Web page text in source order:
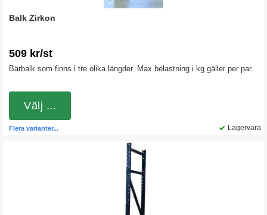
Balk Zirkon
509 kr/st
Bärbalk som finns i tre olika längder. Max belastning i kg gäller per par.
Lagervara
Flera varianter...
Välj ...